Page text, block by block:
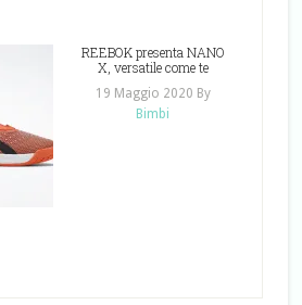
REEBOK presenta NANO
X, versatile come te
19 Maggio 2020 By
Bimbi